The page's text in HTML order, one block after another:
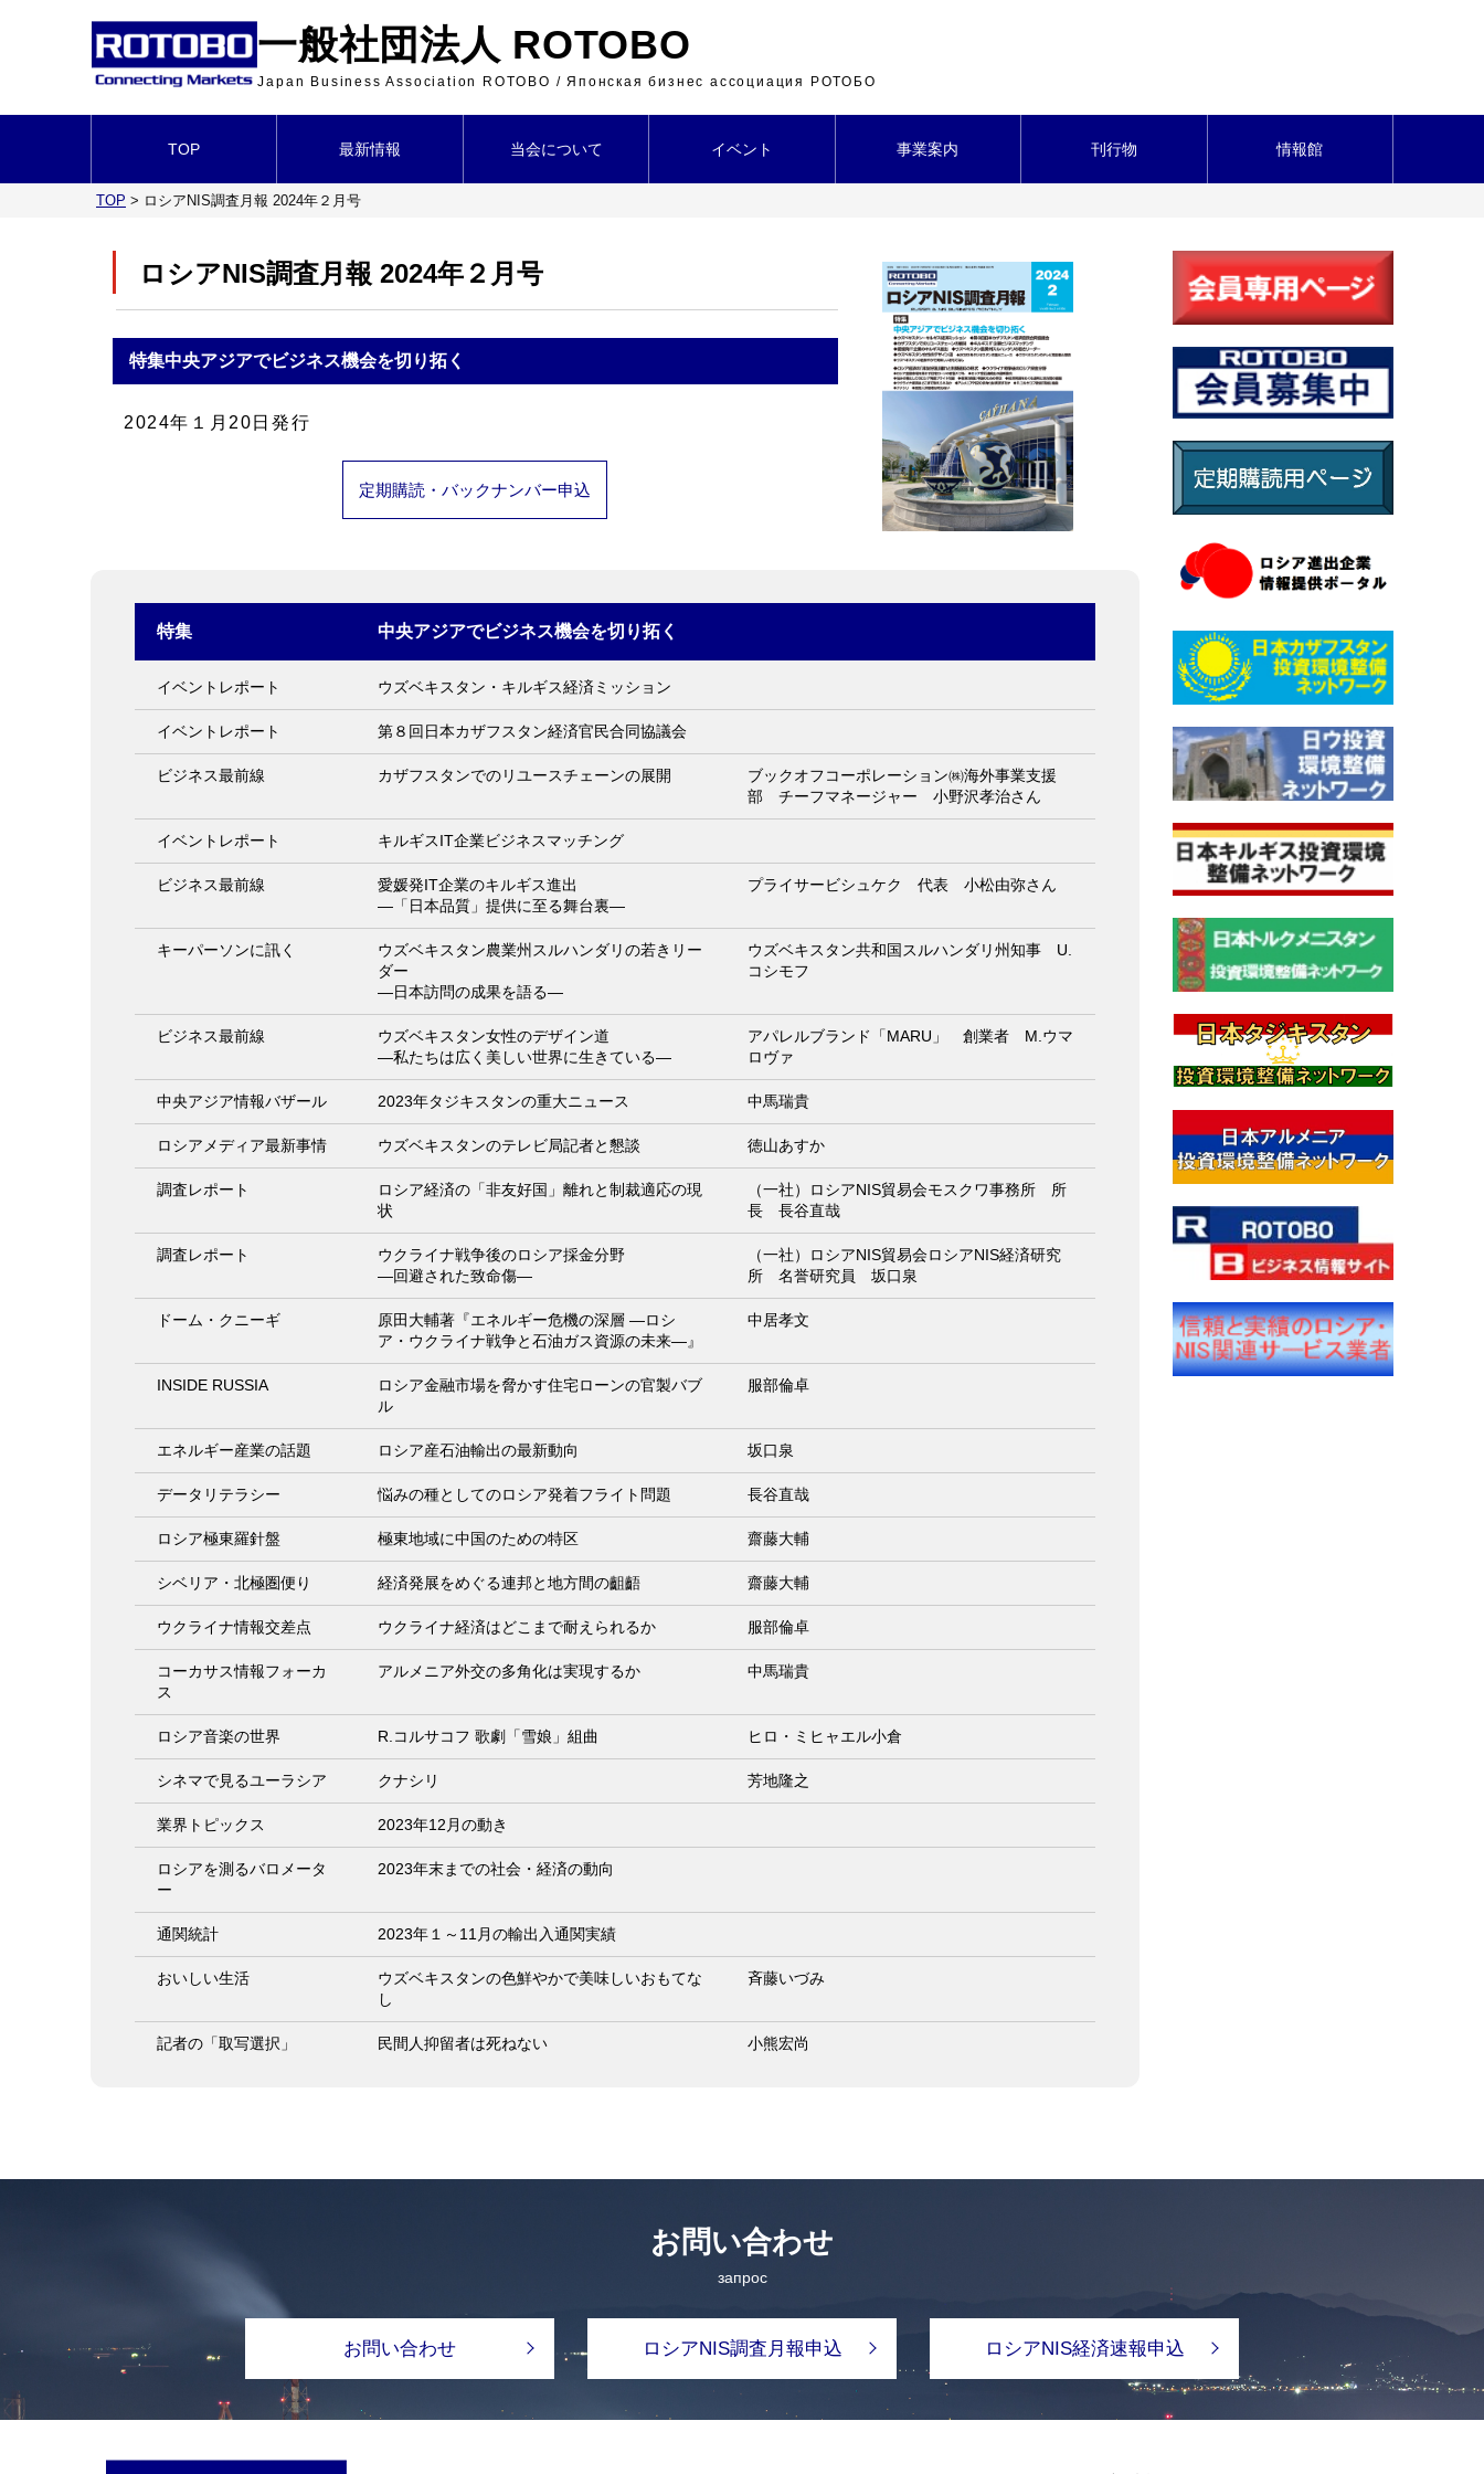
一般社団法人 ROTOBO
Japan Business Association ROTOBO / Японская бизнес ассоциация РОТОБО
TOP 最新情報 当会について イベント 事業案内 刊行物 情報館
TOP > ロシアNIS調査月報 2024年２月号
ロシアNIS調査月報 2024年２月号
特集中央アジアでビジネス機会を切り拓く
2024年１月20日発行
定期購読・バックナンバー申込
特集 中央アジアでビジネス機会を切り拓く
イベントレポート ウズベキスタン・キルギス経済ミッション
イベントレポート 第８回日本カザフスタン経済官民合同協議会
ビジネス最前線 カザフスタンでのリユースチェーンの展開
ブックオフコーポレーション㈱海外事業支援
部 チーフマネージャー 小野沢孝治さん
イベントレポート キルギスIT企業ビジネスマッチング
ビジネス最前線
愛媛発IT企業のキルギス進出
―「日本品質」提供に至る舞台裏―
プライサービシュケク 代表 小松由弥さん
キーパーソンに訊く
ウズベキスタン農業州スルハンダリの若きリー
ダー
―日本訪問の成果を語る―
ウズベキスタン共和国スルハンダリ州知事 U.
コシモフ
ビジネス最前線
ウズベキスタン女性のデザイン道
―私たちは広く美しい世界に生きている―
アパレルブランド「MARU」 創業者 M.ウマ
ロヴァ
中央アジア情報バザール 2023年タジキスタンの重大ニュース 中馬瑞貴
ロシアメディア最新事情 ウズベキスタンのテレビ局記者と懇談 徳山あすか
調査レポート
ロシア経済の「非友好国」離れと制裁適応の現
状
（一社）ロシアNIS貿易会モスクワ事務所 所
長 長谷直哉
調査レポート
ウクライナ戦争後のロシア採金分野
―回避された致命傷―
（一社）ロシアNIS貿易会ロシアNIS経済研究
所 名誉研究員 坂口泉
ドーム・クニーギ
原田大輔著『エネルギー危機の深層 ―ロシ
ア・ウクライナ戦争と石油ガス資源の未来―』
中居孝文
INSIDE RUSSIA
ロシア金融市場を脅かす住宅ローンの官製バブ
ル
服部倫卓
エネルギー産業の話題 ロシア産石油輸出の最新動向 坂口泉
データリテラシー 悩みの種としてのロシア発着フライト問題 長谷直哉
ロシア極東羅針盤 極東地域に中国のための特区 齋藤大輔
シベリア・北極圏便り 経済発展をめぐる連邦と地方間の齟齬 齋藤大輔
ウクライナ情報交差点 ウクライナ経済はどこまで耐えられるか 服部倫卓
コーカサス情報フォーカ
ス
アルメニア外交の多角化は実現するか 中馬瑞貴
ロシア音楽の世界 R.コルサコフ 歌劇「雪娘」組曲 ヒロ・ミヒャエル小倉
シネマで見るユーラシア クナシリ 芳地隆之
業界トピックス 2023年12月の動き
ロシアを測るバロメータ
ー
2023年末までの社会・経済の動向
通関統計 2023年１～11月の輸出入通関実績
おいしい生活
ウズベキスタンの色鮮やかで美味しいおもてな
し
斉藤いづみ
記者の「取写選択」 民間人抑留者は死ねない 小熊宏尚
お問い合わせ
запрос
お問い合わせ ロシアNIS調査月報申込 ロシアNIS経済速報申込